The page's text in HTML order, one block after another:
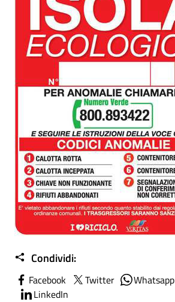
Condividi:
Facebook Twitter Whatsapp
LinkedIn